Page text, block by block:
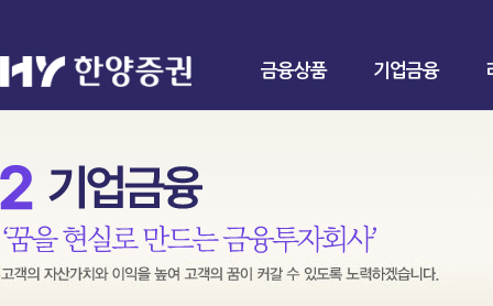
금융상품 기업금융